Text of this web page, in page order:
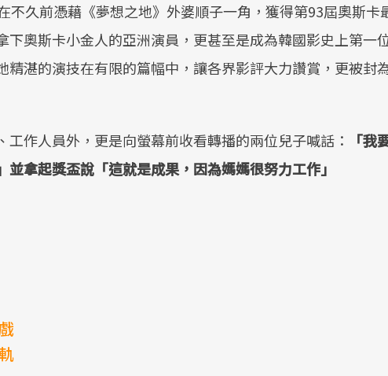
不久前憑藉《夢想之地》外婆順子一角，獲得第93屆奧斯卡
下奧斯卡小金人的亞洲演員，更甚至是成為韓國影史上第一
精湛的演技在有限的篇幅中，讓各界影評大力讚賞，更被封
工作人員外，更是向螢幕前收看轉播的兩位兒子喊話：
「我
拿起獎盃說「這就是成果，因為媽媽很努力工作」